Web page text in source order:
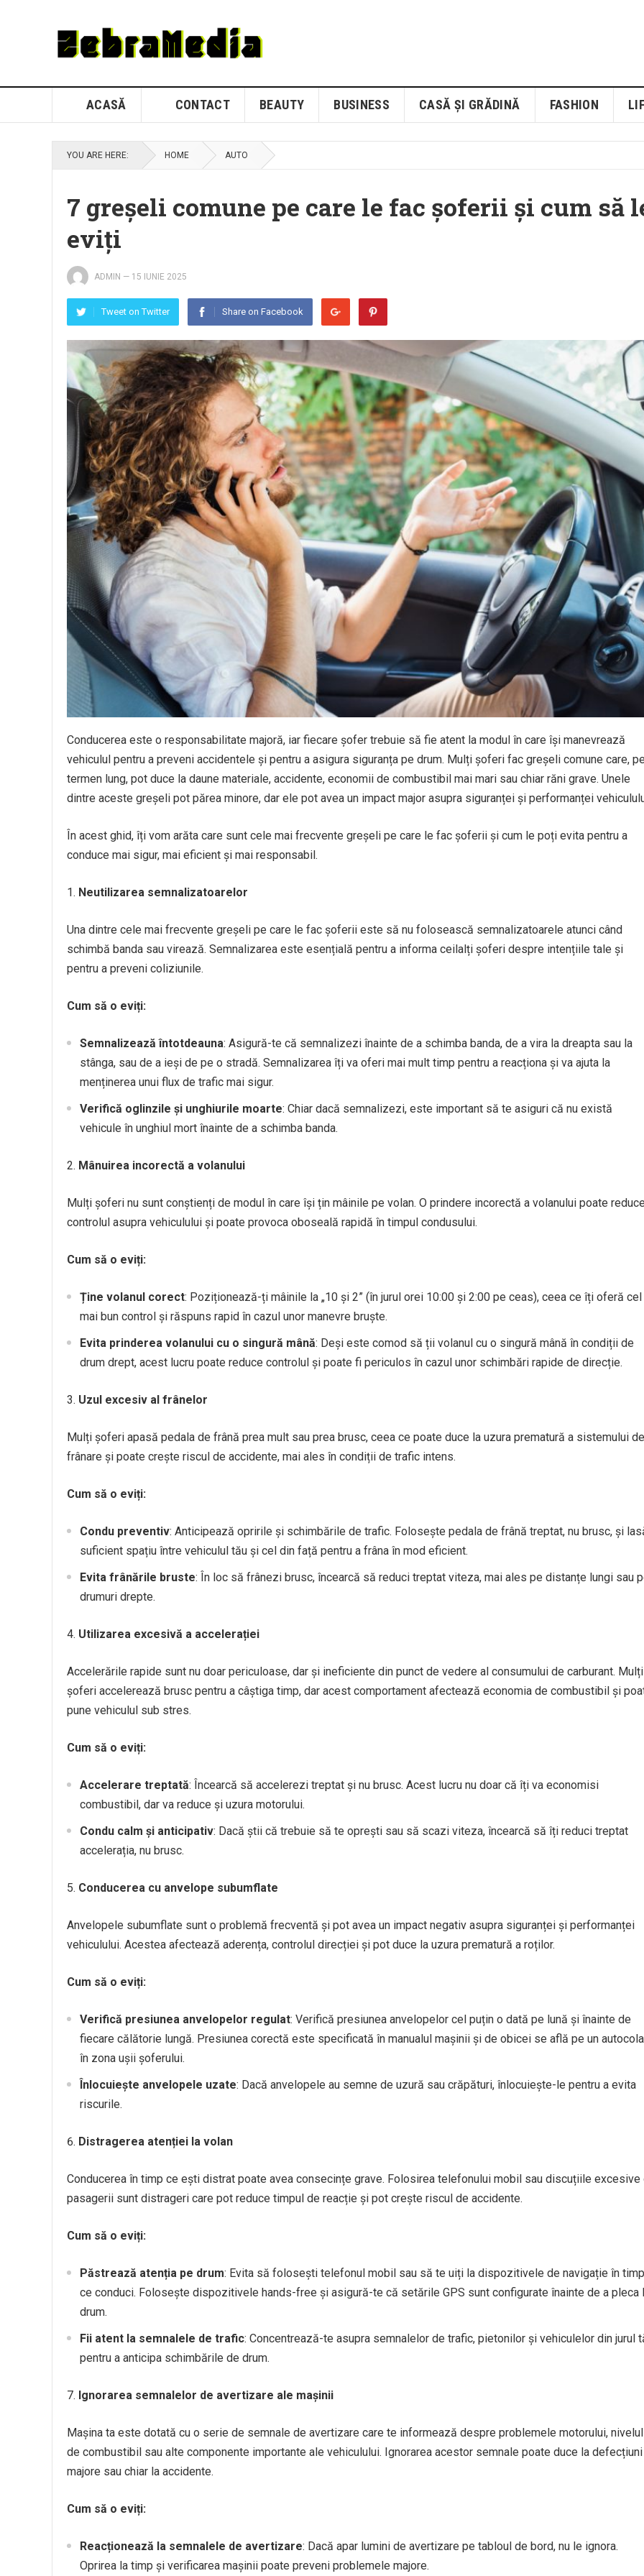
ACASĂ CONTACT BEAUTY BUSINESS CASĂ ȘI GRĂDINĂ FASHION
YOU ARE HERE: HOME AUTO
7 greșeli comune pe care le fac șoferii și cum să
eviți
ADMIN — 15 IUNIE 2025
Tweet on Twitter Share on Facebook
Conducerea este o responsabilitate majoră, iar fiecare șofer trebuie să fie atent la modul în care își manevrează
vehiculul pentru a preveni accidentele și pentru a asigura siguranța pe drum. Mulți șoferi fac greșeli comune care,
termen lung, pot duce la daune materiale, accidente, economii de combustibil mai mari sau chiar răni grave. Unele
dintre aceste greșeli pot părea minore, dar ele pot avea un impact major asupra siguranței și performanței
În acest ghid, îți vom arăta care sunt cele mai frecvente greșeli pe care le fac șoferii și cum le poți evita pentru a
conduce mai sigur, mai eficient și mai responsabil.
Neutilizarea semnalizatoarelor
Una dintre cele mai frecvente greșeli pe care le fac șoferii este să nu folosească semnalizatoarele atunci când
schimbă banda sau virează. Semnalizarea este esențială pentru a informa ceilalți șoferi despre intențiile tale și
pentru a preveni coliziunile.
Cum să o eviți:
Semnalizează întotdeauna: Asigură-te că semnalizezi înainte de a schimba banda, de a vira la dreapta sau la
stânga, sau de a ieși de pe o stradă. Semnalizarea îți va oferi mai mult timp pentru a reacționa și va ajuta la
menținerea unui flux de trafic mai sigur.
Verifică oglinzile și unghiurile moarte: Chiar dacă semnalizezi, este important să te asiguri că nu există
vehicule în unghiul mort înainte de a schimba banda.
Mânuirea incorectă a volanului
Mulți șoferi nu sunt conștienți de modul în care își țin mâinile pe volan. O prindere incorectă a volanului poate
controlul asupra vehiculului și poate provoca oboseală rapidă în timpul condusului.
Cum să o eviți:
Ține volanul corect: Poziționează-ți mâinile la „10 și 2” (în jurul orei 10:00 și 2:00 pe ceas), ceea ce îți oferă cel
mai bun control și răspuns rapid în cazul unor manevre bruște.
Evita prinderea volanului cu o singură mână: Deși este comod să ții volanul cu o singură mână în condiții de
drum drept, acest lucru poate reduce controlul și poate fi periculos în cazul unor schimbări rapide de direcție.
Uzul excesiv al frânelor
Mulți șoferi apasă pedala de frână prea mult sau prea brusc, ceea ce poate duce la uzura prematură a sistemului de
frânare și poate crește riscul de accidente, mai ales în condiții de trafic intens.
Cum să o eviți:
Condu preventiv: Anticipează opririle și schimbările de trafic. Folosește pedala de frână treptat, nu brusc, și
suficient spațiu între vehiculul tău și cel din față pentru a frâna în mod eficient.
Evita frânările bruste: În loc să frânezi brusc, încearcă să reduci treptat viteza, mai ales pe distanțe lungi sau
drumuri drepte.
Utilizarea excesivă a accelerației
Accelerările rapide sunt nu doar periculoase, dar și ineficiente din punct de vedere al consumului de carburant. Mulți
șoferi accelerează brusc pentru a câștiga timp, dar acest comportament afectează economia de combustibil și
pune vehiculul sub stres.
Cum să o eviți:
Accelerare treptată: Încearcă să accelerezi treptat și nu brusc. Acest lucru nu doar că îți va economisi
combustibil, dar va reduce și uzura motorului.
Condu calm și anticipativ: Dacă știi că trebuie să te oprești sau să scazi viteza, încearcă să îți reduci treptat
accelerația, nu brusc.
Conducerea cu anvelope subumflate
Anvelopele subumflate sunt o problemă frecventă și pot avea un impact negativ asupra siguranței și performanței
vehiculului. Acestea afectează aderența, controlul direcției și pot duce la uzura prematură a roților.
Cum să o eviți:
Verifică presiunea anvelopelor regulat: Verifică presiunea anvelopelor cel puțin o dată pe lună și înainte de
fiecare călătorie lungă. Presiunea corectă este specificată în manualul mașinii și de obicei se află pe un
în zona ușii șoferului.
Înlocuiește anvelopele uzate: Dacă anvelopele au semne de uzură sau crăpături, înlocuiește-le pentru a evita
riscurile.
Distragerea atenției la volan
Conducerea în timp ce ești distrat poate avea consecințe grave. Folosirea telefonului mobil sau discuțiile excesive
pasagerii sunt distrageri care pot reduce timpul de reacție și pot crește riscul de accidente.
Cum să o eviți:
Păstrează atenția pe drum: Evita să folosești telefonul mobil sau să te uiți la dispozitivele de navigație în timp
ce conduci. Folosește dispozitivele hands-free și asigură-te că setările GPS sunt configurate înainte de a pleca
drum.
Fii atent la semnalele de trafic: Concentrează-te asupra semnalelor de trafic, pietonilor și vehiculelor din jurul
pentru a anticipa schimbările de drum.
Ignorarea semnalelor de avertizare ale mașinii
Mașina ta este dotată cu o serie de semnale de avertizare care te informează despre problemele motorului, nivelul
de combustibil sau alte componente importante ale vehiculului. Ignorarea acestor semnale poate duce la defecțiuni
majore sau chiar la accidente.
Cum să o eviți:
Reacționează la semnalele de avertizare: Dacă apar lumini de avertizare pe tabloul de bord, nu le ignora.
Oprirea la timp și verificarea mașinii poate preveni problemele majore.